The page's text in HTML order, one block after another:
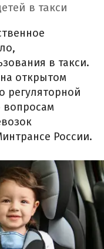
в такси
в такси.
открытом
регуляторной
вопросам
России.